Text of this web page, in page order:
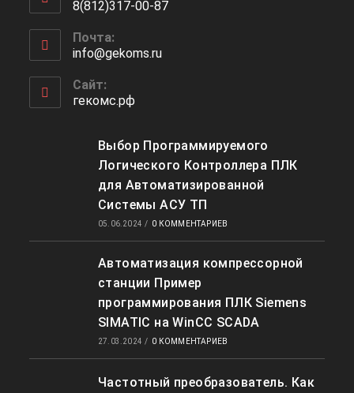
вашем
приложении
8(812)317-00-87
в
вашем
приложении
Почта:
info@gekoms.ruОткроется
Сайт:
гекомс.рф
Выбор Программируемого
Логического Контроллера ПЛК
для Автоматизированной
Системы АСУ ТП
05.06.2024 / 0 КОММЕНТАРИЕВ
Автоматизация компрессорной
станции Пример
программирования ПЛК Siemens
SIMATIC на WinCC SCADA
27.03.2024 / 0 КОММЕНТАРИЕВ
Частотный преобразователь. Как